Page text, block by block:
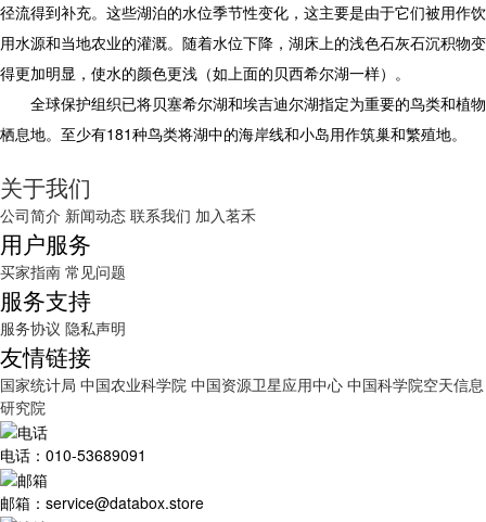
径流得到补充。这些湖泊的水位季节性变化，这主要是由于它们被用作饮
用水源和当地农业的灌溉。随着水位下降，湖床上的浅色石灰石沉积物变
得更加明显，使水的颜色更浅（如上面的贝西希尔湖一样）。
全球保护组织已将贝塞希尔湖和埃吉迪尔湖指定为重要的鸟类和植物
栖息地。至少有181种鸟类将湖中的海岸线和小岛用作筑巢和繁殖地。
关于我们
公司简介 新闻动态 联系我们 加入茗禾
用户服务
买家指南 常见问题
服务支持
服务协议 隐私声明
友情链接
国家统计局 中国农业科学院 中国资源卫星应用中心 中国科学院空天信息
研究院
电话：010-53689091
邮箱：service@databox.store